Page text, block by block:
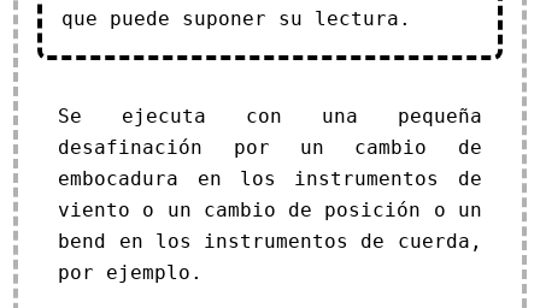
que puede suponer su lectura.
Se ejecuta con una pequeña
desafinación por un cambio de
embocadura en los instrumentos de
viento o un cambio de posición o un
bend en los instrumentos de cuerda,
por ejemplo.